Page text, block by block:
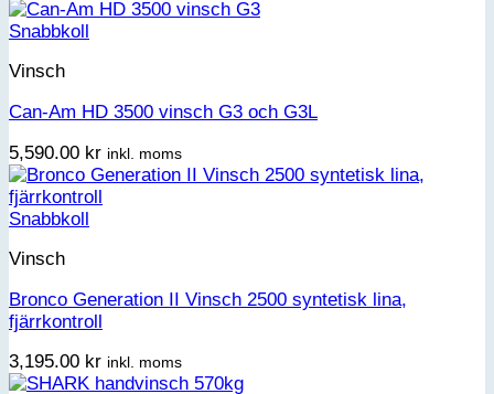
Snabbkoll
Vinsch
Can-Am HD 3500 vinsch G3 och G3L
5,590.00 kr inkl. moms
Snabbkoll
Vinsch
Bronco Generation II Vinsch 2500 syntetisk lina,
fjärrkontroll
3,195.00 kr inkl. moms